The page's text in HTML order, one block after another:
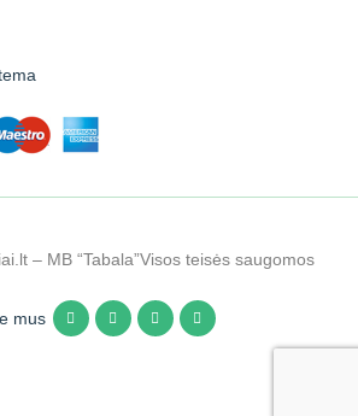
– MB “Tabala”Visos teisės saugomos
mus